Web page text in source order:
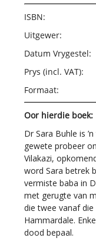
ISBN:
Uitgewer:
Datum Vrygestel:
Prys (incl. VAT):
Formaat:
Oor hierdie boek:
Dr Sara Buhle is
gewete probeer
Vilakazi,
word Sara betrek
vermiste baba in
met gerugte van
die twee vanaf
Hammardale.
dood bepaal.